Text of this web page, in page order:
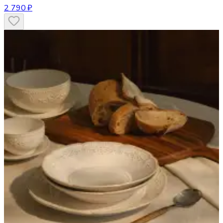
2 790 ₽